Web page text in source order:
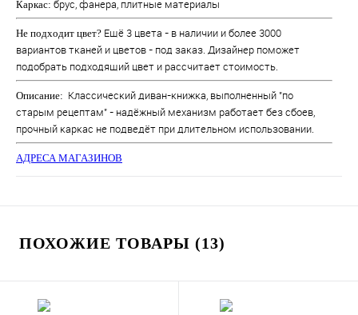
Каркас: брус, фанера, плитные материалы
Не подходит цвет? Ещё 3 цвета - в наличии и более 3000
вариантов тканей и цветов - под заказ. Дизайнер поможет
подобрать подходящий цвет и рассчитает стоимость.
Описание: Классический диван-книжка, выполненный "по
старым рецептам" - надёжный механизм работает без сбоев,
прочный каркас не подведёт при длительном использовании.
АДРЕСА МАГАЗИНОВ
ПОХОЖИЕ ТОВАРЫ (13)